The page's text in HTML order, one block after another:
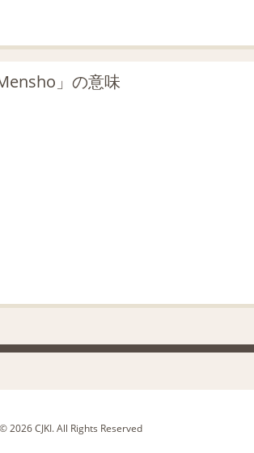
」の意味
2026 CJKI. All Rights Reserved